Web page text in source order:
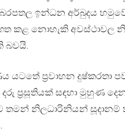
ඉන්ධන අර්බුදය
කළ නොහැකි අවස්ථාවල
බවයි.
යටතේ ප්‍රවාහන දුෂ්කරතා
ප්‍රසූතියක් සඳහා මුහුණ
තමන් නිලධාරිනියන් සූදානම්